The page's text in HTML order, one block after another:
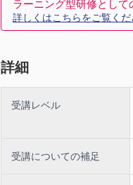
10）クロージング
ラーニング型研修として
詳しくはこちらをご覧くだ
詳細
受講レベル
受講についての補足